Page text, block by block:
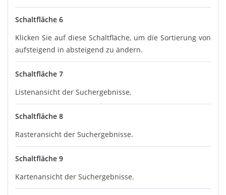
Schaltfläche 6
Klicken Sie auf diese Schaltfläche, um die Sortierung von
aufsteigend in absteigend zu ändern.
Schaltfläche 7
Listenansicht der Suchergebnisse.
Schaltfläche 8
Rasteransicht der Suchergebnisse.
Schaltfläche 9
Kartenansicht der Suchergebnisse.